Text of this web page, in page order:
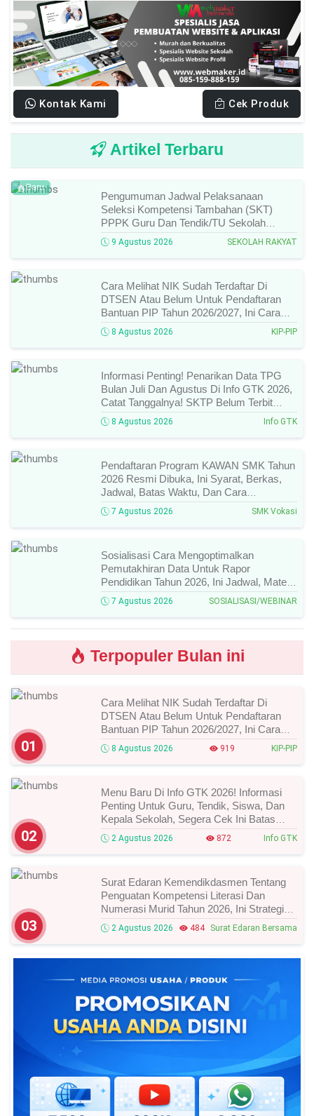
Kontak Kami Cek Produk
Artikel Terbaru
Baru
Pengumuman Jadwal Pelaksanaan
Seleksi Kompetensi Tambahan (SKT)
PPPK Guru Dan Tendik/TU Sekolah
Rakyat Di Kemensos Tahun 2026, Ini
Jadwal Dan Ketentuan Lengkapnya!
9 Agustus 2026 SEKOLAH RAKYAT
Cara Melihat NIK Sudah Terdaftar Di
DTSEN Atau Belum Untuk Pendaftaran
Bantuan PIP Tahun 2026/2027, Ini Cara
Cek Dan Syarat Perubahan Desil!
8 Agustus 2026 KIP-PIP
Informasi Penting! Penarikan Data TPG
Bulan Juli Dan Agustus Di Info GTK 2026,
Catat Tanggalnya! SKTP Belum Terbit
Januari–Juni, Ini Prosesnya!
8 Agustus 2026 Info GTK
Pendaftaran Program KAWAN SMK Tahun
2026 Resmi Dibuka, Ini Syarat, Berkas,
Jadwal, Batas Waktu, Dan Cara
Pendaftarannya!
7 Agustus 2026 SMK Vokasi
Sosialisasi Cara Mengoptimalkan
Pemutakhiran Data Untuk Rapor
Pendidikan Tahun 2026, Ini Jadwal, Materi,
Narasumber, Dan Link Mengikutinya!
7 Agustus 2026 SOSIALISASI/WEBINAR
Terpopuler Bulan ini
01
Cara Melihat NIK Sudah Terdaftar Di
DTSEN Atau Belum Untuk Pendaftaran
Bantuan PIP Tahun 2026/2027, Ini Cara
Cek Dan Syarat Perubahan Desil!
8 Agustus 2026 919 KIP-PIP
02
Menu Baru Di Info GTK 2026! Informasi
Penting Untuk Guru, Tendik, Siswa, Dan
Kepala Sekolah, Segera Cek Ini Batas
Waktunya!
2 Agustus 2026 872 Info GTK
03
Surat Edaran Kemendikdasmen Tentang
Penguatan Kompetensi Literasi Dan
Numerasi Murid Tahun 2026, Ini Strategi
Dan Alurnya
2 Agustus 2026 484 Surat Edaran Bersama